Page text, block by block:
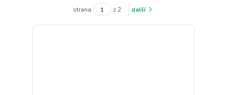
strana z 2 další